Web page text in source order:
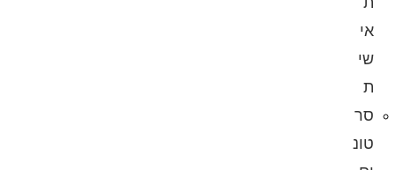
אי
שי
ת
סר
טונ